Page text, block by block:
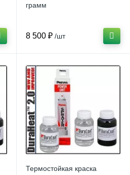
грамм
8 500 ₽ /шт
Термостойкая краска